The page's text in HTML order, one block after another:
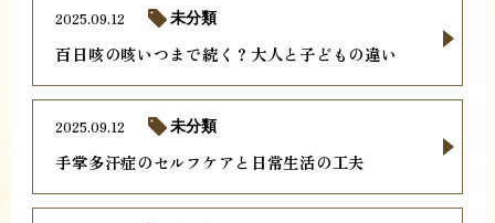
百日咳の咳いつまで続く？大人と子どもの違い
2025.09.12 未分類
手掌多汗症のセルフケアと日常生活の工夫
2025.09.12 未分類